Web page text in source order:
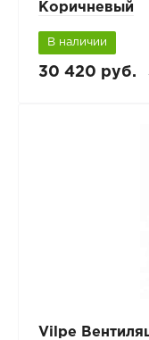
Коричневый
В наличии
30 420 руб.
Vilpe